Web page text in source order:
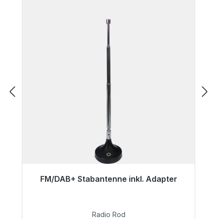
FM/DAB+ Stabantenne inkl. Adapter
19,99 €
Radio Rod